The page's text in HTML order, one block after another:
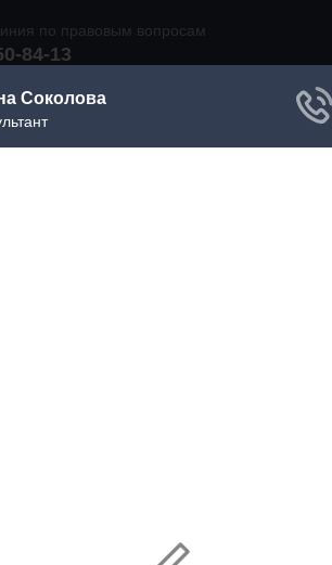
справочник государственных